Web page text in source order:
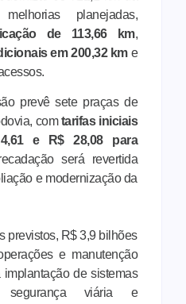
planejadas,
de 113,66 km,
em 200,32 kme
prevê sete praças de
comtarifas iniciais
e R$ 28,08 para
será revertida
e modernização da
previstos, R$ 3,9 bilhões
e manutenção
de sistemas
segurança viária e